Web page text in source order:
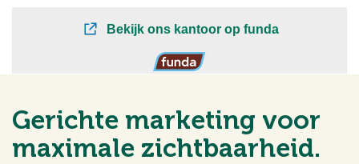
Gerichte marketing voor
maximale zichtbaarheid.